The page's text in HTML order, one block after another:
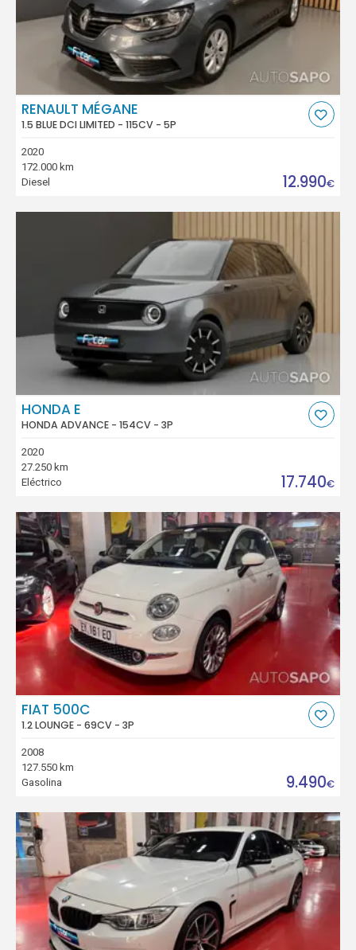
RENAULT MÉGANE
1.5 BLUE DCI LIMITED - 115CV - 5P
2020
172.000 km
Diesel
12.990€
HONDA E
HONDA ADVANCE - 154CV - 3P
2020
27.250 km
Eléctrico
17.740€
FIAT 500C
1.2 LOUNGE - 69CV - 3P
2008
127.550 km
Gasolina
9.490€